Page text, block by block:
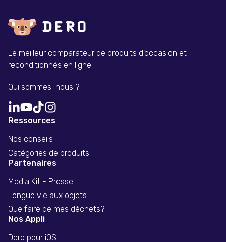
Le meilleur comparateur de produits d'occasion et
reconditionnés en ligne.
Qui sommes-nous ?
Ressources
Nos conseils
Catégories de produits
Partenaires
Media Kit - Presse
Longue vie aux objets
Que faire de mes déchets?
Nos Appli
Dero pour iOS